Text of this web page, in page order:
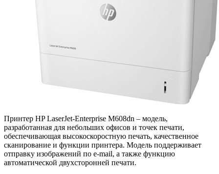
Принтер HP LaserJet-Enterprise M608dn – модель,
разработанная для небольших офисов и точек печати,
обеспечивающая высокоскоростную печать, качественное
сканирование и функции принтера. Модель поддерживает
отправку изображений по e-mail, а также функцию
автоматической двухсторонней печати.